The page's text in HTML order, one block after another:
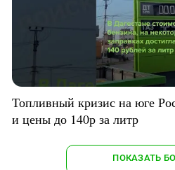
Топливный кризис на юге
и цены до 140р за литр
ПОКАЗАТЬ